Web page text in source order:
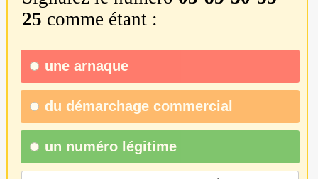
25 comme étant :
une arnaque
du démarchage commercial
un numéro légitime